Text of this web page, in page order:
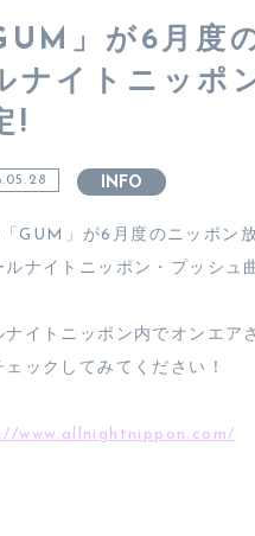
」が6月度
ナイトニッポ
!
INFO
GUM」が6月度のニッポン
ルナイトニッポン・プッシュ
ナイトニッポン内でオンエア
ェックしてみてください！
www.allnightnippon.com/